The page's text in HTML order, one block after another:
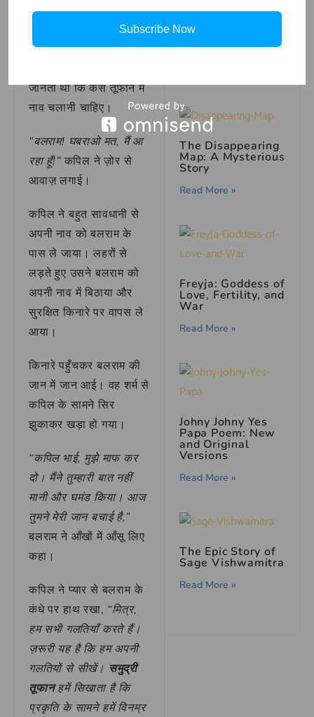
आवाज़ सुनी। बिना एक पल
गंवाए, वह अपनी मज़बूत नाव
लेकर तूफान में निकला।
जानता था कि कैसे तूफान में
नाव चलानी चाहिए।
“बलराम! घबराओ मत, मैं आ
रहा हूँ!”कपिल ने ज़ोर से
आवाज़ लगाई।
कपिल ने बहुत सावधानी से
अपनी नाव को बलराम के
पास ले जाया। लहरों से
लड़ते हुए उसने बलराम को
अपनी नाव में बिठाया और
सुरक्षित किनारे पर वापस ले
आया।
किनारे पहुँचकर बलराम की
जान में जान आई। वह शर्म से
कपिल के सामने सिर
झुकाकर खड़ा हो गया।
“कपिल भाई, मुझे माफ कर
दो। मैंने तुम्हारी बात नहीं
मानी और घमंड किया। आज
तुमने मेरी जान बचाई है,”
बलराम ने आँखों में आँसू लिए
कहा।
कपिल ने प्यार से बलराम के
कंधे पर हाथ रखा, “मित्र,
हम सभी गलतियाँ करते हैं।
ज़रूरी यह है कि हम अपनी
गलतियों से सीखें। समुद्री
तूफानहमें सिखाता है कि
प्रकृति के सामने हमें विनम्र
मुँह की खाना मुहावरे का
अर्थ | Meaning of
Khana’
The Disappearing
Map: A Mysterious
Story
Read More »
Freyja: Goddess of
Love, Fertility, and
War
Read More »
Johny Johny Yes
Papa Poem: New
and Original
Versions
Read More »
The Epic Story of
Sage Vishwamitra
Read More »
Subscribe Now